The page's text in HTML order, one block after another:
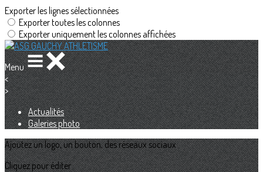
Exporter les lignes sélectionnées
Exporter toutes les colonnes
Exporter uniquement les colonnes affichées
Menu
<
>
Actualités
Galeries photo
Ajoutez un logo, un bouton, des réseaux sociaux
Cliquez pour éditer